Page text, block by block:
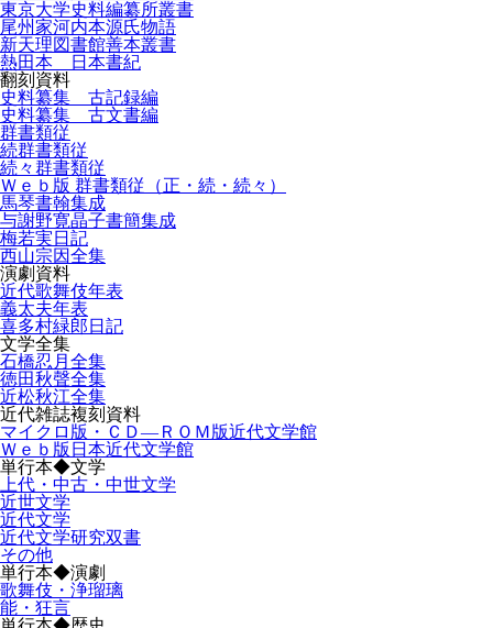
東京大学史料編纂所叢書
尾州家河内本源氏物語
新天理図書館善本叢書
熱田本 日本書紀
翻刻資料
史料纂集 古記録編
史料纂集 古文書編
群書類従
続群書類従
続々群書類従
Ｗｅｂ版 群書類従（正・続・続々）
馬琴書翰集成
与謝野寛晶子書簡集成
梅若実日記
西山宗因全集
演劇資料
近代歌舞伎年表
義太夫年表
喜多村緑郎日記
文学全集
石橋忍月全集
徳田秋聲全集
近松秋江全集
近代雑誌複刻資料
マイクロ版・ＣＤ―ＲＯＭ版近代文学館
Ｗｅｂ版日本近代文学館
単行本◆文学
上代・中古・中世文学
近世文学
近代文学
近代文学研究双書
その他
単行本◆演劇
歌舞伎・浄瑠璃
能・狂言